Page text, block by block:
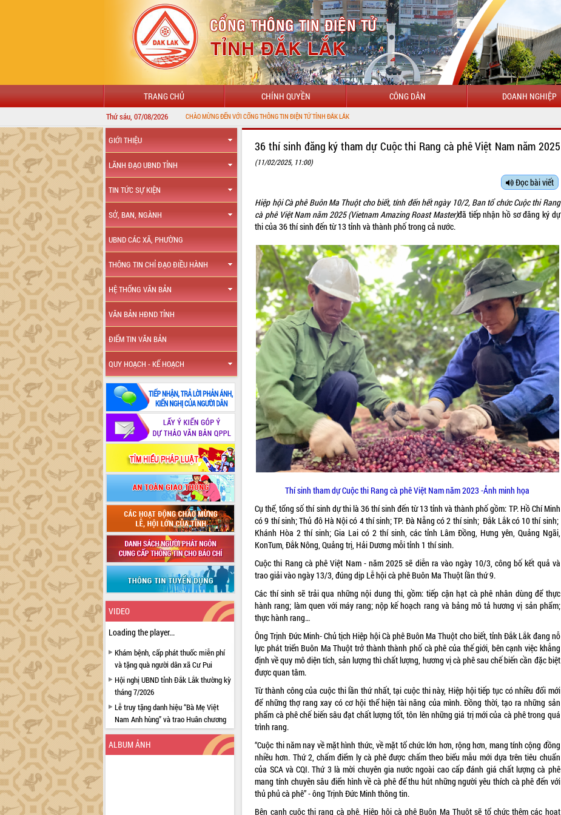
TRANG CHỦ CHÍNH QUYỀN CÔNG DÂN DOANH NGHIỆP
Thứ sáu, 07/08/2026CHÀO MỪNG ĐẾN VỚI CỔNG THÔNG TIN ĐIỆN TỬ TỈNH ĐẮK LẮK
GIỚI THIỆU
LÃNH ĐẠO UBND TỈNH
TIN TỨC SỰ KIỆN
SỞ, BAN, NGÀNH
UBND CÁC XÃ, PHƯỜNG
THÔNG TIN CHỈ ĐẠO ĐIỀU HÀNH
HỆ THỐNG VĂN BẢN
VĂN BẢN HĐND TỈNH
ĐIỂM TIN VĂN BẢN
QUY HOẠCH - KẾ HOẠCH
VIDEO
Loading the player...
Khám bệnh, cấp phát thuốc miễn phí
và tặng quà người dân xã Cư Pui
Hội nghị UBND tỉnh Đắk Lắk thường kỳ
tháng 7/2026
Lễ truy tặng danh hiệu “Bà Mẹ Việt
Nam Anh hùng” và trao Huân chương
Lao động
UBND tỉnh Đắk Lắk triển khai nhiệm
vụ 6 tháng cuối năm 2026
ALBUM ẢNH
36 thí sinh đăng ký tham dự Cuộc thi Rang cà phê Việt Nam năm 2025
(11/02/2025, 11:00)
Đọc bài viết
Hiệp hội Cà phê Buôn Ma Thuột cho biết, tính đến hết ngày 10/2, Ban tổ chức Cuộc thi Rang
cà phê Việt Nam năm 2025 (Vietnam Amazing Roast Master)đã tiếp nhận hồ sơ đăng ký dự
thi của 36 thí sinh đến từ 13 tỉnh và thành phố trong cả nước.
Thí sinh tham dự Cuộc thi Rang cà phê Việt Nam năm 2023 -Ảnh minh họa
Cụ thể, tổng số thí sinh dự thi là 36 thí sinh đến từ 13 tỉnh và thành phố gồm: TP. Hồ Chí Minh
có 9 thí sinh; Thủ đô Hà Nội có 4 thí sinh; TP. Đà Nẵng có 2 thí sinh; Đắk Lắk có 10 thí sinh;
Khánh Hòa 2 thí sinh; Gia Lai có 2 thí sinh, các tỉnh Lâm Đồng, Hưng yên, Quảng Ngãi,
KonTum, Đắk Nông, Quảng trị, Hải Dương mỗi tỉnh 1 thí sinh.
Cuộc thi Rang cà phê Việt Nam - năm 2025 sẽ diễn ra vào ngày 10/3, công bố kết quả và
trao giải vào ngày 13/3, đúng dịp Lễ hội cà phê Buôn Ma Thuột lần thứ 9.
Các thí sinh sẽ trải qua những nội dung thi, gồm: tiếp cận hạt cà phê nhân dùng để thực
hành rang; làm quen với máy rang; nộp kế hoạch rang và bảng mô tả hương vị sản phẩm;
thực hành rang…
Ông Trịnh Đức Minh- Chủ tịch Hiệp hội Cà phê Buôn Ma Thuột cho biết, tỉnh Đắk Lắk đang nỗ
lực phát triển Buôn Ma Thuột trở thành thành phố cà phê của thế giới, bên cạnh việc khẳng
định về quy mô diện tích, sản lượng thì chất lượng, hương vị cà phê sau chế biến cần đặc biệt
được quan tâm.
Từ thành công của cuộc thi lần thứ nhất, tại cuộc thi này, Hiệp hội tiếp tục có nhiều đổi mới
để những thợ rang xay có cơ hội thể hiện tài năng của mình. Đồng thời, tạo ra những sản
phẩm cà phê chế biến sâu đạt chất lượng tốt, tôn lên những giá trị mới của cà phê trong quá
trình rang.
“Cuộc thi năm nay về mặt hình thức, về mặt tổ chức lớn hơn, rộng hơn, mang tính cộng đồng
nhiều hơn. Thứ 2, chấm điểm ly cà phê được chấm theo biểu mẫu mới dựa trên tiêu chuẩn
của SCA và CQI. Thứ 3 là mời chuyên gia nước ngoài cao cấp đánh giá chất lượng cà phê
mang tính chuyên sâu điển hình về cà phê để thu hút những người yêu thích cà phê đến với
thủ phủ cà phê” - ông Trịnh Đức Minh thông tin.
Bên cạnh cuộc thi rang cà phê, Hiệp hội cà phê Buôn Ma Thuột sẽ tổ chức thêm các hoạt